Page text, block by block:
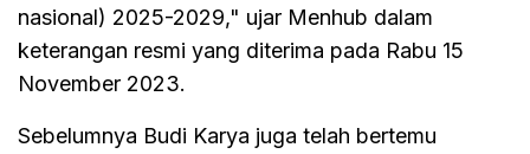
nasional) 2025-2029," ujar Menhub dalam
keterangan resmi yang diterima pada Rabu 15
November 2023.
Sebelumnya Budi Karya juga telah bertemu